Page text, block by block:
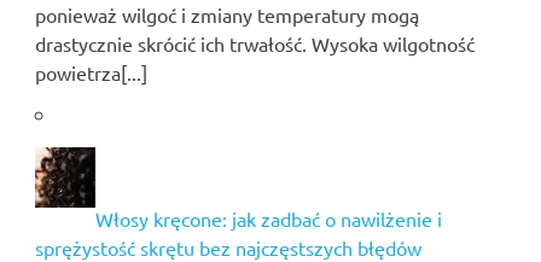
ponieważ wilgoć i zmiany temperatury mogą
drastycznie skrócić ich trwałość. Wysoka wilgotność
powietrza[...]
Włosy kręcone: jak zadbać o nawilżenie i
sprężystość skrętu bez najczęstszych błędów